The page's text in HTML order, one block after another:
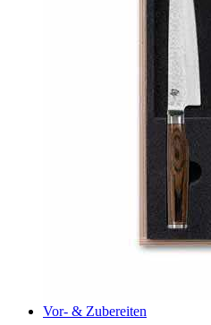
Vor- & Zubereiten